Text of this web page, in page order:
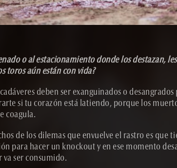
o al estacionamiento donde los destazan,
toros aún están con vida?
deben ser exanguinados o
si tu corazón está latiendo, porque los
coagula.
de los dilemas que envuelve el rastro es que
para hacer un knockout y en ese momento
va ser consumido.